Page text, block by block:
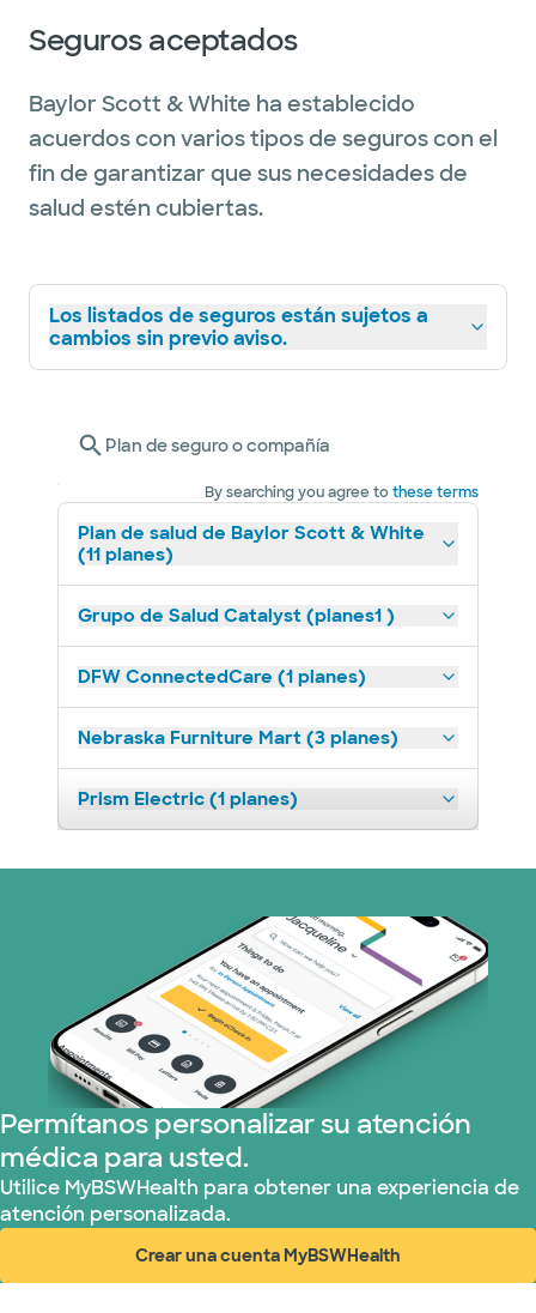
Seguros aceptados
Baylor Scott & White ha establecido
acuerdos con varios tipos de seguros con el
fin de garantizar que sus necesidades de
salud estén cubiertas.
Los listados de seguros están sujetos a
cambios sin previo aviso.
Plan de seguro o compañía
By searching you agree tothese terms
Plan de salud de Baylor Scott & White
(11 planes)
Grupo de Salud Catalyst (planes1 )
DFW ConnectedCare (1 planes)
Nebraska Furniture Mart (3 planes)
Prism Electric (1 planes)
Permítanos personalizar su atención
médica para usted.
Utilice MyBSWHealth para obtener una experiencia de
atención personalizada.
Crear una cuenta MyBSWHealth
(abre en ventana nueva)